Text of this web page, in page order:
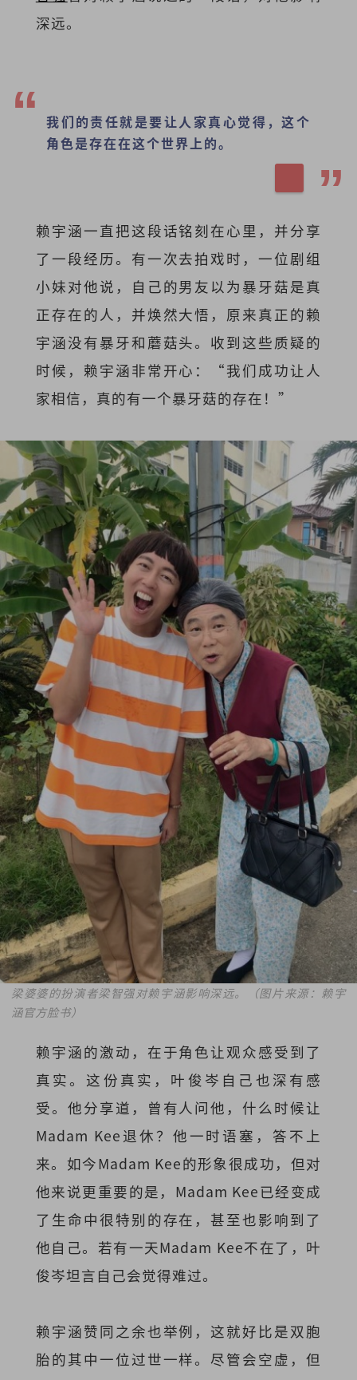
深远。
我们的责任就是要让人家真心觉得，这个
角色是存在在这个世界上的。
赖宇涵一直把这段话铭刻在心里，并分享
了一段经历。有一次去拍戏时，一位剧组
小妹对他说，自己的男友以为暴牙菇是真
正存在的人，并焕然大悟，原来真正的赖
宇涵没有暴牙和蘑菇头。收到这些质疑的
时候，赖宇涵非常开心：“我们成功让人
家相信，真的有一个暴牙菇的存在！”
梁婆婆的扮演者梁智强对赖宇涵影响深远。（图片来源：赖宇
涵官方脸书）
赖宇涵的激动，在于角色让观众感受到了
真实。这份真实，叶俊岑自己也深有感
受。他分享道，曾有人问他，什么时候让
Madam Kee退休？他一时语塞，答不上
来。如今Madam Kee的形象很成功，但对
他来说更重要的是，Madam Kee已经变成
了生命中很特别的存在，甚至也影响到了
他自己。若有一天Madam Kee不在了，叶
俊岑坦言自己会觉得难过。
赖宇涵赞同之余也举例，这就好比是双胞
胎的其中一位过世一样。尽管会空虚，但